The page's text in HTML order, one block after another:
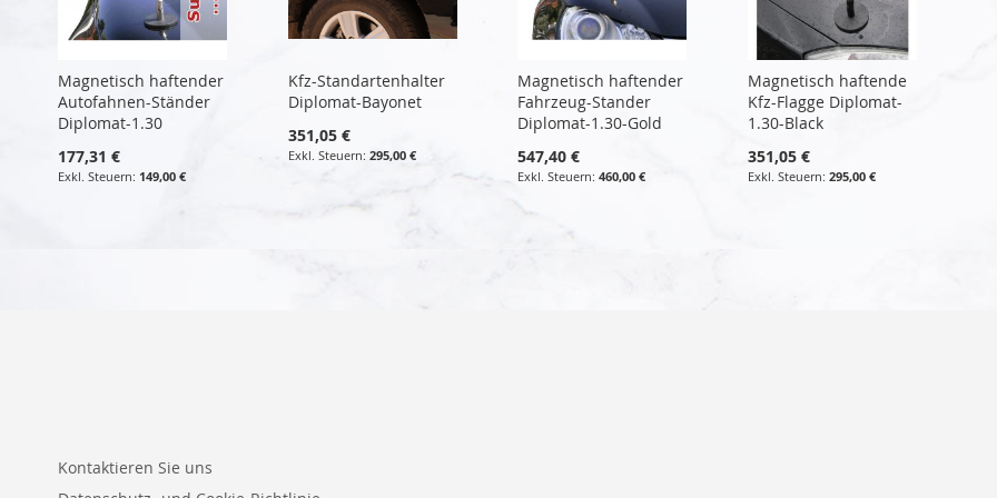
Magnetisch haftender
Autofahnen-Ständer
Diplomat-1.30
177,31 €
149,00 €
Kfz-Standartenhalter
Diplomat-Bayonet
351,05 €
295,00 €
Magnetisch haftender
Fahrzeug-Stander
Diplomat-1.30-Gold
547,40 €
460,00 €
Magnetisch haftende
Kfz-Flagge Diplomat-
1.30-Black
351,05 €
295,00 €
Kontaktieren Sie uns